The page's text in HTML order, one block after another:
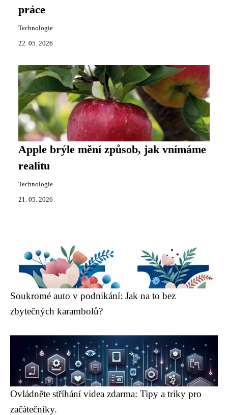
práce
Technologie
22. 05. 2026
Apple brýle mění způsob, jak vnímáme
realitu
Technologie
21. 05. 2026
Soukromé auto v podnikání: Jak na to bez
zbytečných karambolů?
Ovládněte stříhání videa zdarma: Tipy a triky pro
začátečníky.